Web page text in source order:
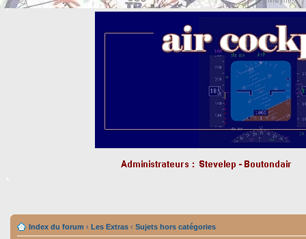
Index du forum ‹ Les Extras ‹ Sujets hors catégories